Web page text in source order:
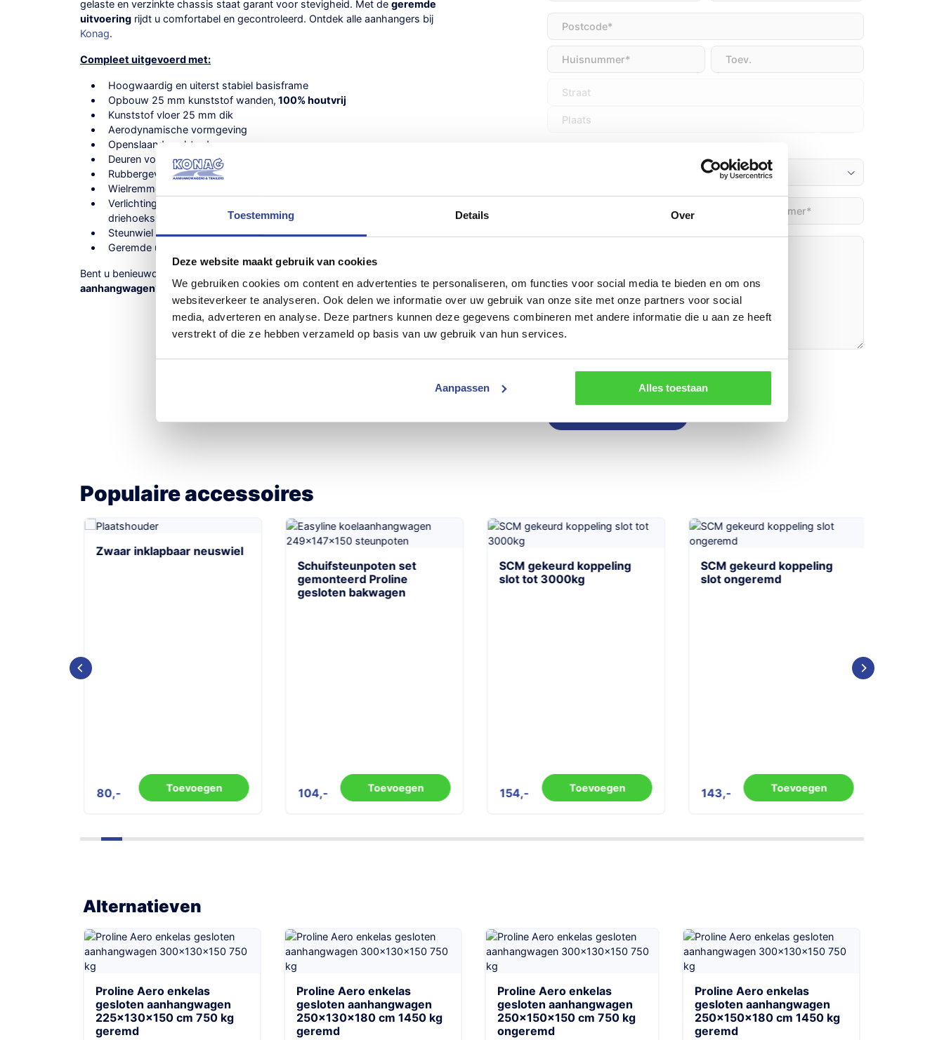
Toestemming Details Over
Deze website maakt gebruik van cookies
We gebruiken cookies om content en advertenties te personaliseren, om functies voor social media te bieden en om ons
websiteverkeer te analyseren. Ook delen we informatie over uw gebruik van onze site met onze partners voor social
media, adverteren en analyse. Deze partners kunnen deze gegevens combineren met andere informatie die u aan ze heeft
verstrekt of die ze hebben verzameld op basis van uw gebruik van hun services.
Aanpassen Alles toestaan
gelaste en verzinkte chassis staat garant voor stevigheid. Met de geremde
uitvoering rijdt u comfortabel en gecontroleerd. Ontdek alle aanhangers bij
Konag.
Compleet uitgevoerd met:
Hoogwaardig en uiterst stabiel basisframe
Opbouw 25 mm kunststof wanden, 100% houtvrij
Kunststof vloer 25 mm dik
Aerodynamische vormgeving
Openslaande achterdeuren
Deuren voorzien van deursluiting inclusief geïntegreerd slot
Rubbergeveerde as
Wielremmen met geïntegreerde terugrij automaat
Verlichting verdiept gemonteerd met geïntegreerd mistachterlicht en
driehoeksreflectie
Steunwiel gemonteerd aan de dissel
Geremde uitvoering tot 1450 kg
Bent u benieuwd naar andere uitvoeringen van de
aanhangwagen? Bekijk dan ook ons ruime aanbodgesloten aanhangwagens.
Adres
Trailer inruilen
Populaire accessoires
Zwaar inklapbaar neuswiel
80 Toevoegen
Schuifsteunpoten set
gemonteerd Proline
gesloten bakwagen
104 Toevoegen
SCM gekeurd koppeling
slot tot 3000kg
154 Toevoegen
SCM gekeurd koppeling
slot ongeremd
143 Toevoegen
Alternatieven
Proline Aero enkelas
gesloten aanhangwagen
225x130x150 cm 750 kg
geremd
Proline Aero enkelas
gesloten aanhangwagen
250x130x180 cm 1450 kg
geremd
Proline Aero enkelas
gesloten aanhangwagen
250x150x150 cm 750 kg
ongeremd
Proline Aero enkelas
gesloten aanhangwagen
250x150x180 cm 1450 kg
geremd